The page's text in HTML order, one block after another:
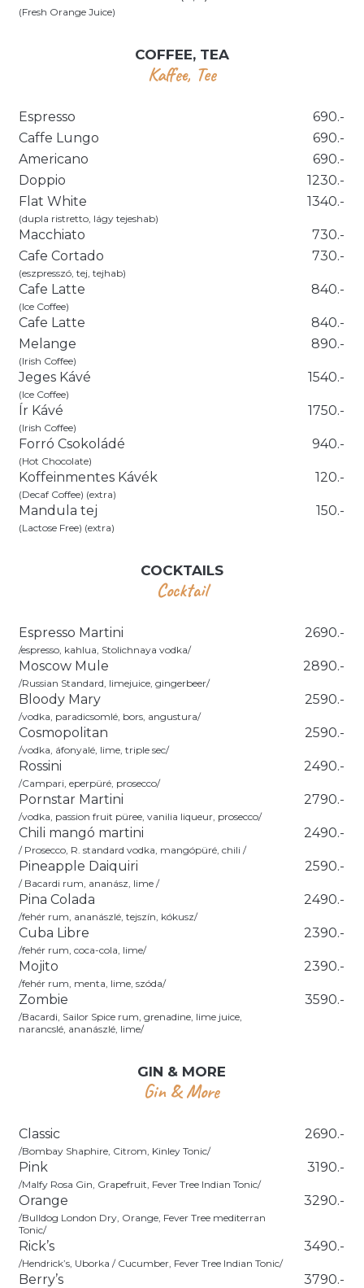
(Fresh Orange Juice)
COFFEE, TEA
Kaffee, Tee
Espresso
690.-
Caffe Lungo
690.-
Americano
690.-
Doppio
1230.-
Flat White
(dupla ristretto, lágy tejeshab)
1340.-
Macchiato
730.-
Cafe Cortado
(eszpresszó, tej, tejhab)
730.-
Cafe Latte
(Ice Coffee)
840.-
Cafe Latte
840.-
Melange
(Irish Coffee)
890.-
Jeges Kávé
(Ice Coffee)
1540.-
Ír Kávé
(Irish Coffee)
1750.-
Forró Csokoládé
(Hot Chocolate)
940.-
Koffeinmentes Kávék
(Decaf Coffee) (extra)
120.-
Mandula tej
(Lactose Free) (extra)
150.-
COCKTAILS
Cocktail
Espresso Martini
/espresso, kahlua, Stolichnaya vodka/
2690.-
Moscow Mule
/Russian Standard, limejuice, gingerbeer/
2890.-
Bloody Mary
/vodka, paradicsomlé, bors, angustura/
2590.-
Cosmopolitan
/vodka, áfonyalé, lime, triple sec/
2590.-
Rossini
/Campari, eperpüré, prosecco/
2490.-
Pornstar Martini
/vodka, passion fruit püree, vanilia liqueur, prosecco/
2790.-
Chili mangó martini
/ Prosecco, R. standard vodka, mangópüré, chili /
2490.-
Pineapple Daiquiri
/ Bacardi rum, ananász, lime /
2590.-
Pina Colada
/fehér rum, ananászlé, tejszín, kókusz/
2490.-
Cuba Libre
/fehér rum, coca-cola, lime/
2390.-
Mojito
/fehér rum, menta, lime, szóda/
2390.-
Zombie
/Bacardi, Sailor Spice rum, grenadine, lime juice,
narancslé, ananászlé, lime/
3590.-
GIN & MORE
Gin & More
Classic
/Bombay Shaphire, Citrom, Kinley Tonic/
2690.-
Pink
/Malfy Rosa Gin, Grapefruit, Fever Tree Indian Tonic/
3190.-
Orange
/Bulldog London Dry, Orange, Fever Tree mediterran
Tonic/
3290.-
Rick’s
/Hendrick’s, Uborka / Cucumber, Fever Tree Indian Tonic/
3490.-
Berry’s 3790.-